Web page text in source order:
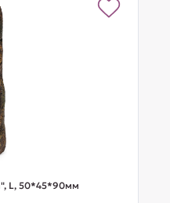
L, 50*45*90мм